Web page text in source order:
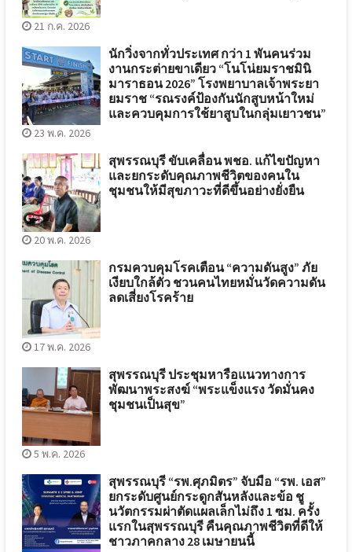
21 ก.ค. 2026
นักวิ่งจากทั่วประเทศ กว่า 1 พันคนร่วม
งานกระต่ายขาเดียว “โนโน่ยมราชมินิ
มาราธอน 2026” โรงพยาบาลเจ้าพระยา
ยมราช “รณรงค์ป้องกันนักสูบหน้าใหม่
และควบคุมการใช้ยาสูบในกลุ่มเยาวชน”
23 พ.ค. 2026
สุพรรณบุรี ขับเคลื่อน พชอ. แก้ไขปัญหา
และยกระดับคุณภาพชีวิตของคนใน
ชุมชนให้มีสุขภาวะที่ดีขึ้นอย่างยั่งยืน
20 พ.ค. 2026
กรมควบคุมโรคเตือน “ความดันสูง” ภัย
เงียบใกล้ตัว ชวนคนไทยหมั่นวัดความดัน
ลดเสี่ยงโรคร้าย
17 พ.ค. 2026
สุพรรณบุรี ประชุมหารือแนวทางการ
พัฒนาพระสงฆ์ “พระแข็งแรง วัดมั่นคง
ชุมชนเป็นสุข”
5 พ.ค. 2026
สุพรรณบุรี “รพ.ศุภมิตร” จับมือ “รพ. เอส”
ยกระดับศูนย์กระดูกสันหลังและข้อ ชู
นวัตกรรมผ่าตัดแผลเล็กไม่ถึง 1 ซม. ครั้ง
แรกในสุพรรณบุรี คืนคุณภาพชีวิตที่ดีให้
ชาวภาคกลาง 28 เมษายนนี้